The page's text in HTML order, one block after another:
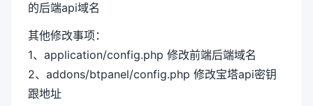
的后端api域名
其他修改事项：
1、application/config.php 修改前端后端域名
2、addons/btpanel/config.php 修改宝塔api密钥
跟地址